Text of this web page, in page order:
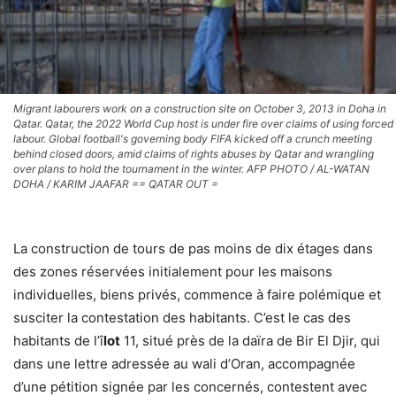
Migrant labourers work on a construction site on October 3, 2013 in Doha in
Qatar. Qatar, the 2022 World Cup host is under fire over claims of using forced
labour. Global football's governing body FIFA kicked off a crunch meeting
behind closed doors, amid claims of rights abuses by Qatar and wrangling
over plans to hold the tournament in the winter. AFP PHOTO / AL-WATAN
DOHA / KARIM JAAFAR == QATAR OUT =
La construction de tours de pas moins de dix étages dans
des zones réservées initialement pour les maisons
individuelles, biens privés, commence à faire polémique et
susciter la contestation des habitants. C’est le cas des
habitants de l’îlot 11, situé près de la daïra de Bir El Djir, qui
dans une lettre adressée au wali d’Oran, accompagnée
d’une pétition signée par les concernés, contestent avec